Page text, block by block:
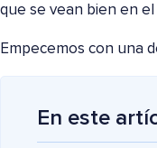
que se vean bien en el
Empecemos con una
En este